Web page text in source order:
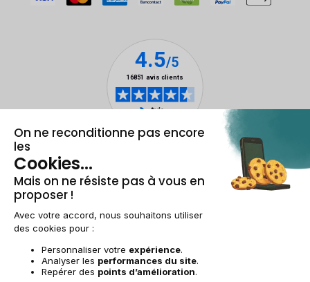
Mentions légales & CGU
Conditions générales de venteDonnées personnelles
AccessibilitéPlan du site